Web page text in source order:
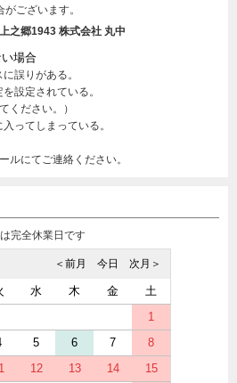
ございます。
之郷1943 株式会社 丸中
場合
誤りがある。
設定されている。
ください。）
ってしまっている。
ルにてご連絡ください。
完全休業日です
次月＞
今日
＜前月
水 木 金
土
1
5 6 7
8
12 13 14
15